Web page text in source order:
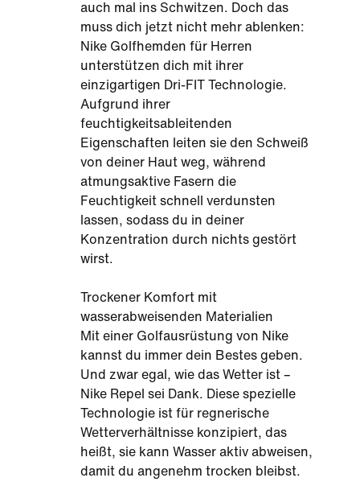
auch mal ins Schwitzen. Doch das
muss dich jetzt nicht mehr ablenken:
Nike Golfhemden für Herren
unterstützen dich mit ihrer
einzigartigen Dri-FIT Technologie.
Aufgrund ihrer
feuchtigkeitsableitenden
Eigenschaften leiten sie den Schweiß
von deiner Haut weg, während
atmungsaktive Fasern die
Feuchtigkeit schnell verdunsten
lassen, sodass du in deiner
Konzentration durch nichts gestört
wirst.
Trockener Komfort mit
wasserabweisenden Materialien
Mit einer Golfausrüstung von Nike
kannst du immer dein Bestes geben.
Und zwar egal, wie das Wetter ist –
Nike Repel sei Dank. Diese spezielle
Technologie ist für regnerische
Wetterverhältnisse konzipiert, das
heißt, sie kann Wasser aktiv abweisen,
damit du angenehm trocken bleibst.